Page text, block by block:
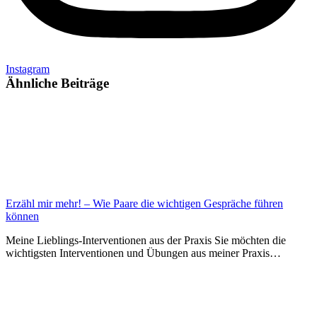
Instagram
Ähnliche Beiträge
Erzähl mir mehr! – Wie Paare die wichtigen Gespräche führen
können
Meine Lieblings-Interventionen aus der Praxis Sie möchten die
wichtigsten Interventionen und Übungen aus meiner Praxis…